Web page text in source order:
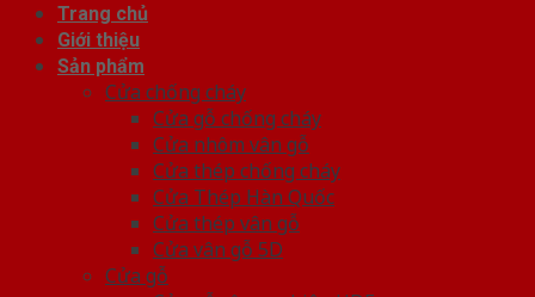
Trang chủ
Giới thiệu
Sản phẩm
Cửa chống cháy
Cửa gỗ chống cháy
Cửa nhôm vân gỗ
Cửa thép chống cháy
Cửa Thép Hàn Quốc
Cửa thép vân gỗ
Cửa vân gỗ 5D
Cửa gỗ